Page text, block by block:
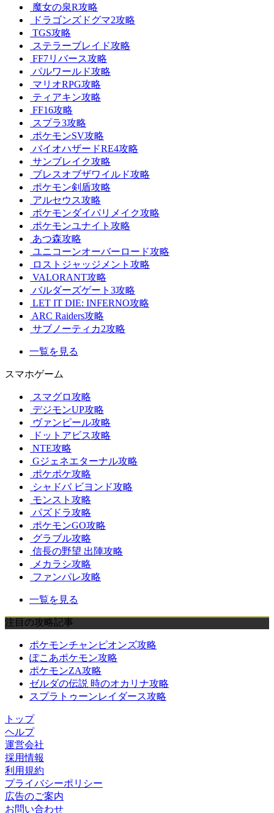
魔女の泉R攻略
ドラゴンズドグマ2攻略
TGS攻略
ステラーブレイド攻略
FF7リバース攻略
パルワールド攻略
マリオRPG攻略
ティアキン攻略
FF16攻略
スプラ3攻略
ポケモンSV攻略
バイオハザードRE4攻略
サンブレイク攻略
ブレスオブザワイルド攻略
ポケモン剣盾攻略
アルセウス攻略
ポケモンダイパリメイク攻略
ポケモンユナイト攻略
あつ森攻略
ユニコーンオーバーロード攻略
ロストジャッジメント攻略
VALORANT攻略
バルダーズゲート3攻略
LET IT DIE: INFERNO攻略
ARC Raiders攻略
サブノーティカ2攻略
一覧を見る
スマホゲーム
スマグロ攻略
デジモンUP攻略
ヴァンピール攻略
ドットアビス攻略
NTE攻略
Gジェネエターナル攻略
ポケポケ攻略
シャドバ ビヨンド攻略
モンスト攻略
パズドラ攻略
ポケモンGO攻略
グラブル攻略
信長の野望 出陣攻略
メカラシ攻略
ファンパレ攻略
一覧を見る
注目の攻略記事
ポケモンチャンピオンズ攻略
ぽこあポケモン攻略
ポケモンZA攻略
ゼルダの伝説 時のオカリナ攻略
スプラトゥーンレイダース攻略
トップ
ヘルプ
運営会社
採用情報
利用規約
プライバシーポリシー
広告のご案内
お問い合わせ